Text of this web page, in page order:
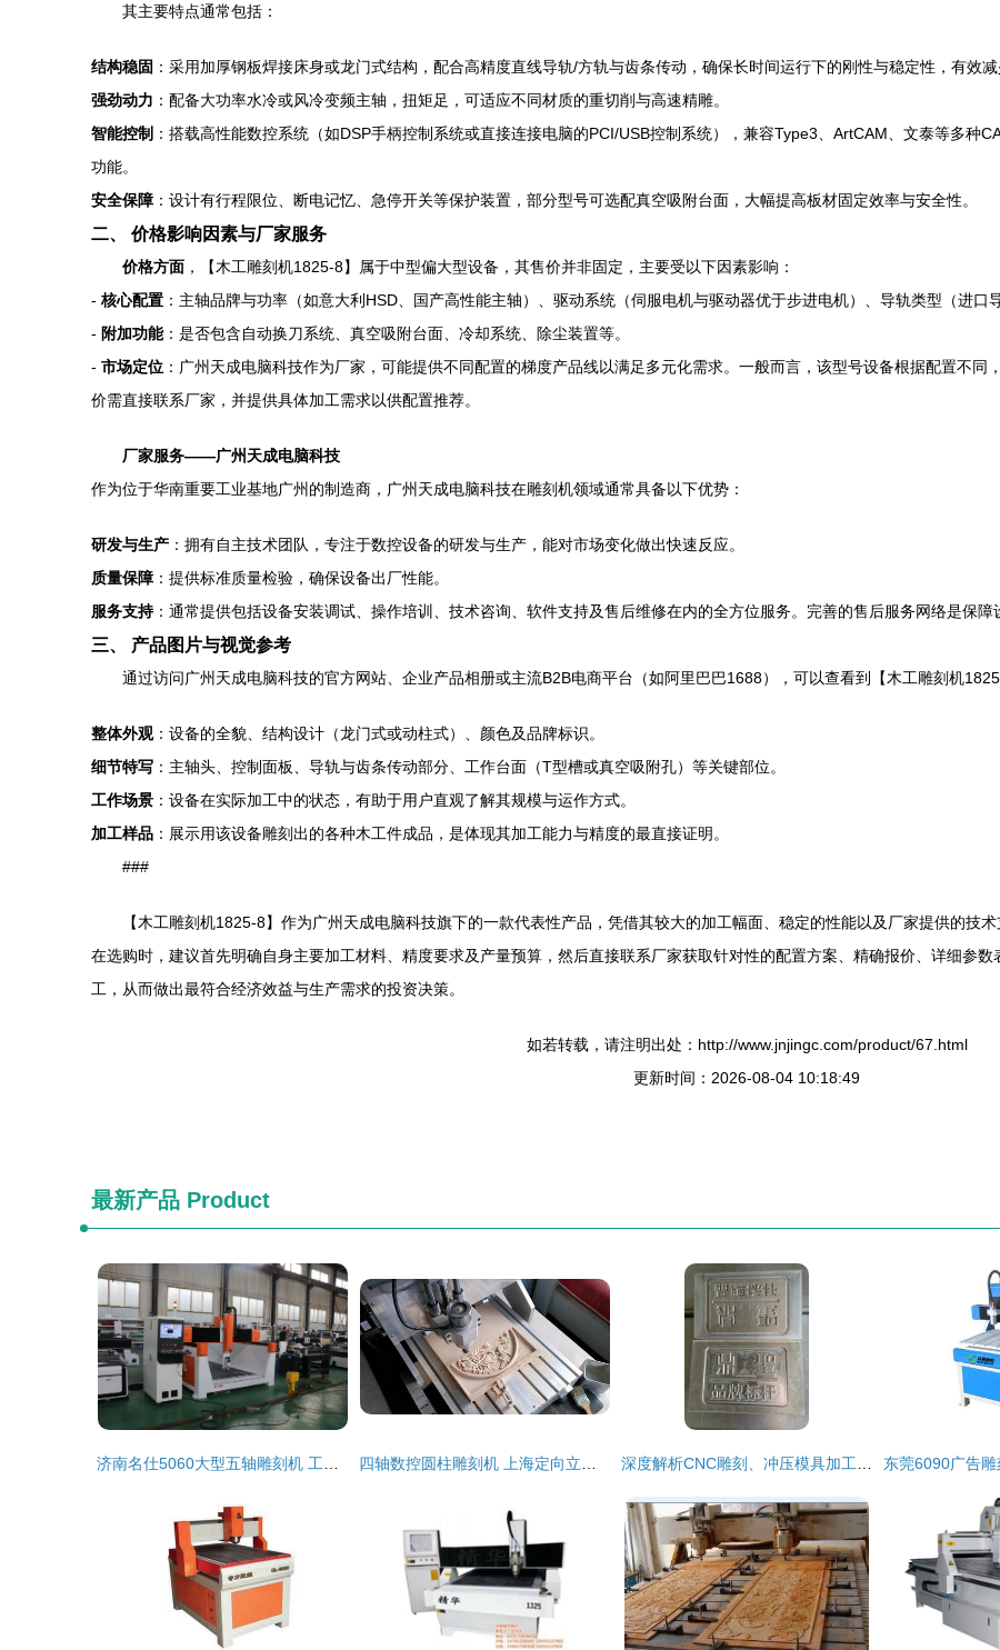
其主要特点通常包括：
结构稳固 ：采用加厚钢板焊接床身或龙门式结构，配合高精度直线导轨/方轨与齿条传动，确保长时间运行下的刚性与稳定性，有效减
强劲动力 ：配备大功率水冷或风冷变频主轴，扭矩足，可适应不同材质的重切削与高速精雕。
智能控制 ：搭载高性能数控系统（如DSP手柄控制系统或直接连接电脑的PCI/USB控制系统），兼容Type3、ArtCAM、文泰等多种
功能。
安全保障 ：设计有行程限位、断电记忆、急停开关等保护装置，部分型号可选配真空吸附台面，大幅提高板材固定效率与安全性。
二、 价格影响因素与厂家服务
价格方面 ，【木工雕刻机1825-8】属于中型偏大型设备，其售价并非固定，主要受以下因素影响：
- 核心配置 ：主轴品牌与功率（如意大利HSD、国产高性能主轴）、驱动系统（伺服电机与驱动器优于步进电机）、导轨类型（进口
- 附加功能：是否包含自动换刀系统、真空吸附台面、冷却系统、除尘装置等。
- 市场定位 ：广州天成电脑科技作为厂家，可能提供不同配置的梯度产品线以满足多元化需求。一般而言，该型号设备根据配置不
价需直接联系厂家，并提供具体加工需求以供配置推荐。
厂家服务——广州天成电脑科技
作为位于华南重要工业基地广州的制造商，广州天成电脑科技在雕刻机领域通常具备以下优势：
研发与生产 ：拥有自主技术团队，专注于数控设备的研发与生产，能对市场变化做出快速反应。
质量保障 ：提供标准质量检验，确保设备出厂性能。
服务支持：通常提供包括设备安装调试、操作培训、技术咨询、软件支持及售后维修在内的全方位服务。完善的售后服务网络是保障
三、 产品图片与视觉参考
通过访问广州天成电脑科技的官方网站、企业产品相册或主流B2B电商平台（如阿里巴巴1688），可以查看到【木工雕刻机
整体外观：设备的全貌、结构设计（龙门式或动柱式）、颜色及品牌标识。
细节特写 ：主轴头、控制面板、导轨与齿条传动部分、工作台面（T型槽或真空吸附孔）等关键部位。
工作场景 ：设备在实际加工中的状态，有助于用户直观了解其规模与运作方式。
加工样品 ：展示用该设备雕刻出的各种木工件成品，是体现其加工能力与精度的最直接证明。
###
【木工雕刻机1825-8】作为广州天成电脑科技旗下的一款代表性产品，凭借其较大的加工幅面、稳定的性能以及厂家提供的技
在选购时，建议首先明确自身主要加工材料、精度要求及产量预算，然后直接联系厂家获取针对性的配置方案、精确报价、详细参
工，从而做出最符合经济效益与生产需求的投资决策。
如若转载，请注明出处：http://www.jnjingc.com/product/67.html
更新时间：2026-08-04 10:18:49
最新产品 Product